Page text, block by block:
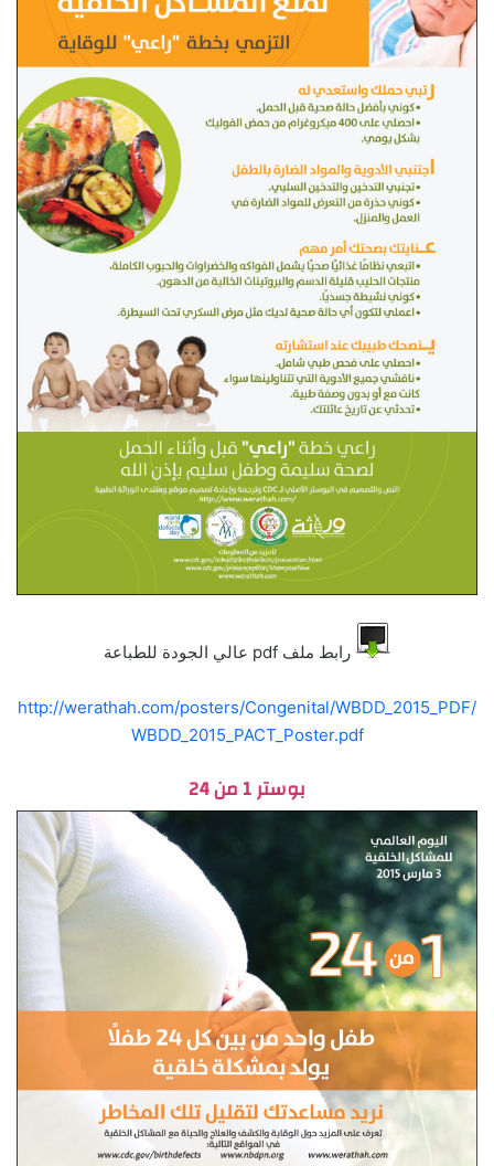
رابط ملف pdf عالي الجودة للطباعة
http://werathah.com/posters/Congenital/WBDD_2015_PDF/
WBDD_2015_PACT_Poster.pdf
بوستر 1 من 24